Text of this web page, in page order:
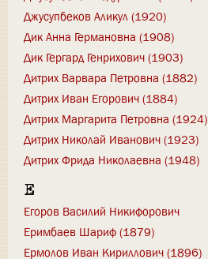
Джусупбеков Аликул (1920)
Дик Анна Германовна (1908)
Дик Гергард Генрихович (1903)
Дитрих Варвара Петровна (1882)
Дитрих Иван Егорович (1884)
Дитрих Маргарита Петровна (1924)
Дитрих Николай Иванович (1923)
Дитрих Фрида Николаевна (1948)
Е
Егоров Василий Никифорович
Еримбаев Шариф (1879)
Ермолов Иван Кириллович (1896)